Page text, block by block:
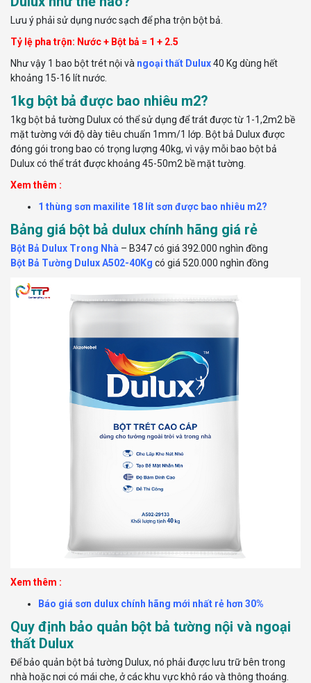
Lưu ý phải sử dụng nước sạch để pha trộn bột bả.
Tỷ lệ pha trộn: Nước + Bột bả = 1 + 2.5
Như vậy 1 bao bột trét nội và ngoại thất Dulux40 Kg dùng hết
khoảng 15-16 lít nước.
1kg bột bả được bao nhiêu m2?
1kg bột bả tường Dulux có thể sử dụng để trát được từ 1-1,2m2 bề
mặt tường với độ dày tiêu chuẩn 1mm/1 lớp. Bột bả Dulux được
đóng gói trong bao có trọng lượng 40kg, vì vậy mỗi bao bột bả
Dulux có thể trát được khoảng 45-50m2 bề mặt tường.
Xem thêm :
1 thùng sơn maxilite 18 lít sơn được bao nhiêu m2?
Bảng giá bột bả dulux chính hãng giá rẻ
Bột Bả Dulux Trong Nhà – B347 có giá 392.000 nghìn đồng
Bột Bả Tường Dulux A502-40Kg có giá 520.000 nghìn đồng
Xem thêm :
Báo giá sơn dulux chính hãng mới nhất rẻ hơn 30%
Quy định bảo quản bột bả tường nội và ngoại
thất Dulux
Để bảo quản bột bả tường Dulux, nó phải được lưu trữ bên trong
nhà hoặc nơi có mái che, ở các khu vực khô ráo và thông thoáng.